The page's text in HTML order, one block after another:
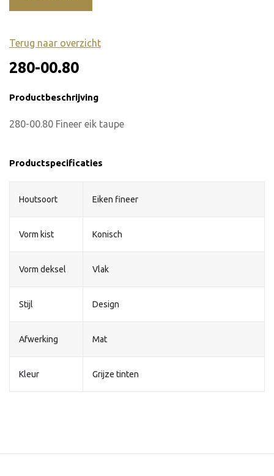
Terug naar overzicht
280-00.80
Productbeschrijving
280-00.80 Fineer eik taupe
Productspecificaties
Houtsoort Eiken fineer
Vorm kist Konisch
Vorm deksel Vlak
Stijl Design
Afwerking Mat
Kleur Grijze tinten